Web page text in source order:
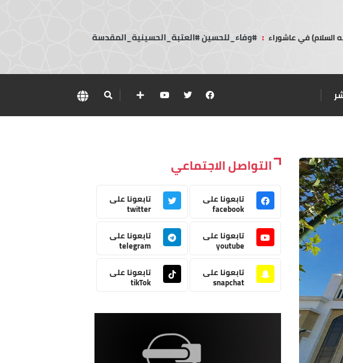
السلام) في عاشوراء : #وفاء_للحسين #العتبة_الحسينية_المقدسة
التواصل الاجتماعي
تابعونا على
facebook
تابعونا على
twitter
تابعونا على
youtube
تابعونا على
telegram
تابعونا على
snapchat
تابعونا على
tikTok